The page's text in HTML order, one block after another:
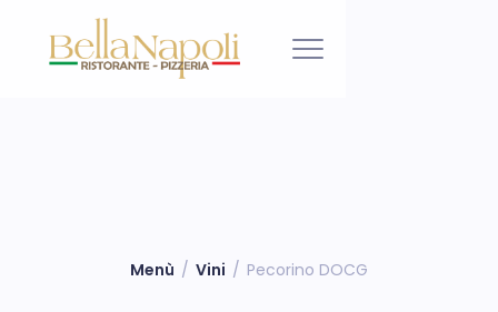
Menù / Vini / Pecorino DOCG